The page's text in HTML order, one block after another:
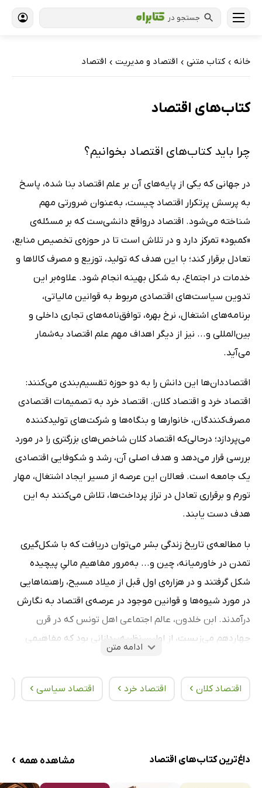
جستجو در
خانه › کتاب‌ متنی › اقتصاد و مدیریت › اقتصاد
کتاب‌های اقتصاد
چرا باید کتاب‌های اقتصاد بخوانیم؟
در جهانی که یکی از پایه‌های آن بر علم اقتصاد بنا شده، پاسخ
به پرسش پرتکرار اقتصاد چیست، به‌عنوان ضرورتی مهم
شناخته می‌شود. اقتصاد درواقع دانشی‌ست که بر مسئله‌ی
«کمبود» تمرکز دارد و در تلاش است تا در حوزه‌ی تخصیص منابع،
تعادل برقرار کند؛ با این هدف که تولید، توزیع و مصرف کالاها و
خدمات در اجتماع، به شکل بهینه انجام شود. علاوه‌بر این
تدوین سیاست‌های اقتصادی مربوط به قوانین مالیاتی،
برنامه‌های اشتغال، نرخ بهره، توافق‌نامه‌های تجاری داخلی و
بین‌المللی و... نیز از دیگر اهداف مهم علم اقتصاد به‌شمار
می‌آید.
اقتصاددان‌ها این دانش را به دو حوزه تقسیم‌بندی می‌کنند:
اقتصاد خرد و اقتصاد کلان. اقتصاد خرد به تصمیمات اقتصادی
مصرف‌کنندگان، خانوارها و بنگاه‌ها و شرکت‌های تولیدکننده
می‌پردازد؛ درحالی‌که اقتصاد کلان شاخص‌های بزرگتری را در مورد
بررسی قرار می‌دهد و هدف اصلی آن، رشد و شکوفایی اقتصادی
یک جامعه است. فعالان این عرصه از مسیر ایجاد اشتغال، مهار
تورم و برقراری تعادل در تراز پرداخت‌ها، تلاش می‌کنند به این
هدف دست یابند.
با مطالعه‌ی تاریخ زندگی بشر می‌توان دریافت که با شکل‌گیری
تمدن در خاورمیانه، چین و... به‌مرور مفاهیم مالیِ پیچیده
شکل گرفتند و در هزاره‌ی اول قبل از میلاد مسیح، راهنماهایی
در مورد شیوه‌ها و قوانین موجود در عرصه‌ی اقتصاد به نگارش
درآمدند. ابن خلدون، عالم اجتماعی اهل تونس که در قرن
چهاردهم می‌زیست، از اولین نظریه‌پردازانی بود که مفاهیمی
اسکاتلندی، با بهره‌گیری از ایده‌های نویسندگان فرانسوی عصر
ادامه متن
اقتصاد کلان › اقتصاد خرد › اقتصاد سیاسی ›
داغ‌ترین کتاب‌های اقتصاد مشاهده همه ›